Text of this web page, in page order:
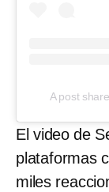
A post
El video de
plataformas
miles